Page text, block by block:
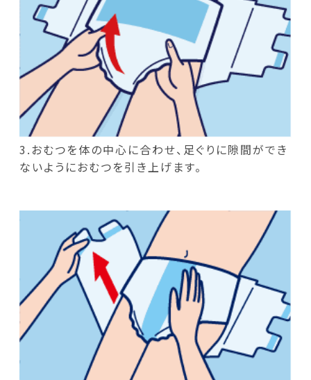
3.おむつを体の中心に合わせ、足ぐりに隙間ができ
ないようにおむつを引き上げます。